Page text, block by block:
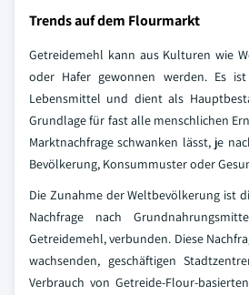
Trends auf dem Flourmarkt
Getreidemehl kann aus Kulturen wie
oder Hafer gewonnen werden. Es
Lebensmittel und dient als
Grundlage für fast alle menschlichen
Marktnachfrage schwanken lässt, je
Bevölkerung, Konsummuster oder
Die Zunahme der Weltbevölkerung ist
Nachfrage nach
Getreidemehl, verbunden. Diese
wachsenden, geschäftigen
Verbrauch von Getreide-Flour-